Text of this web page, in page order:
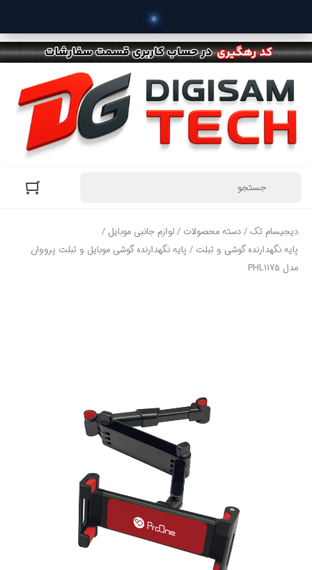
دیجیسام تک/دسته محصولات /لوازم جانبی موبایل /
پایه نگهدارنده گوشی و تبلت / پایه نگهدارنده گوشی موبایل و تبلت پرووان
مدل PHL1175
خر